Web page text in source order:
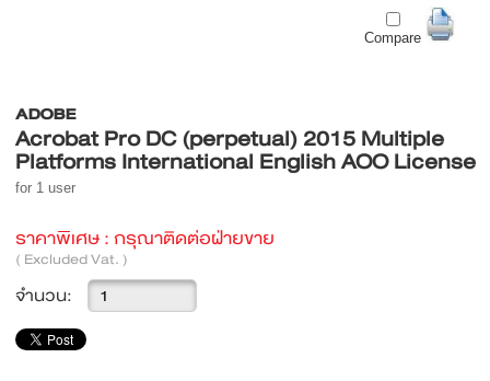
Compare
ADOBE
Acrobat Pro DC (perpetual) 2015 Multiple
Platforms International English AOO License
for 1 user
ราคาพิเศษ : กรุณาติดต่อฝ่ายขาย
( Excluded Vat. )
จำนวน: